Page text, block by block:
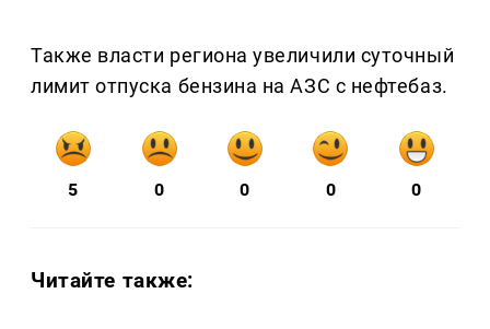
Также власти региона увеличили суточный
лимит отпуска бензина на АЗС с нефтебаз.
5 0 0 0 0
Читайте также: